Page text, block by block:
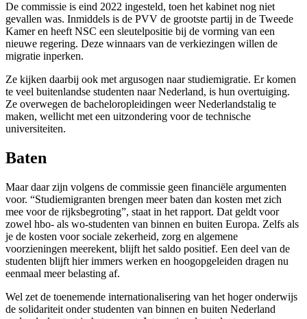
De commissie is eind 2022 ingesteld, toen het kabinet nog niet
gevallen was. Inmiddels is de PVV de grootste partij in de Tweede
Kamer en heeft NSC een sleutelpositie bij de vorming van een
nieuwe regering. Deze winnaars van de verkiezingen willen de
migratie inperken.
Ze kijken daarbij ook met argusogen naar studiemigratie. Er komen
te veel buitenlandse studenten naar Nederland, is hun overtuiging.
Ze overwegen de bacheloropleidingen weer Nederlandstalig te
maken, wellicht met een uitzondering voor de technische
universiteiten.
Baten
Maar daar zijn volgens de commissie geen financiële argumenten
voor. “Studiemigranten brengen meer baten dan kosten met zich
mee voor de rijksbegroting”, staat in het rapport. Dat geldt voor
zowel hbo- als wo-studenten van binnen en buiten Europa. Zelfs als
je de kosten voor sociale zekerheid, zorg en algemene
voorzieningen meerekent, blijft het saldo positief. Een deel van de
studenten blijft hier immers werken en hoogopgeleiden dragen nu
eenmaal meer belasting af.
Wel zet de toenemende internationalisering van het hoger onderwijs
de solidariteit onder studenten van binnen en buiten Nederland